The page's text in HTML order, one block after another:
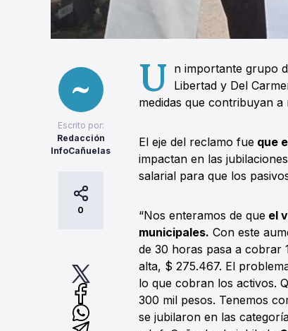
Escrito por:
Redacción
InfoCañuelas
0
U n importante grupo
Libertad y Del
medidas que contribuyan a
El eje del reclamo fue que
impactan en las
salarial para que los
“Nos enteramos de que el
municipales. Con este
de 30 horas pasa a cobrar
alta, $ 275.467. El
lo que cobran los activos.
300 mil pesos. Tenemos
se jubilaron en las